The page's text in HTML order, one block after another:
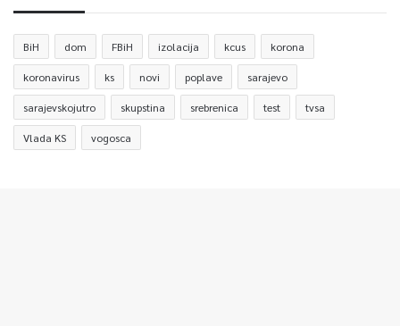
BiH dom FBiH izolacija kcus korona
koronavirus ks novi poplave sarajevo
sarajevskojutro skupstina srebrenica test tvsa
Vlada KS vogosca